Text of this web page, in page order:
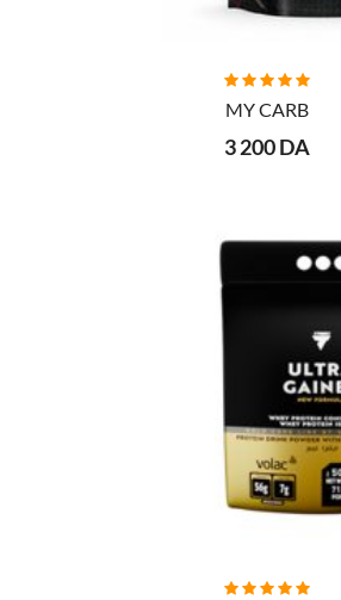
AJOUTER AU PANIER
MY CARB
3 200 DA